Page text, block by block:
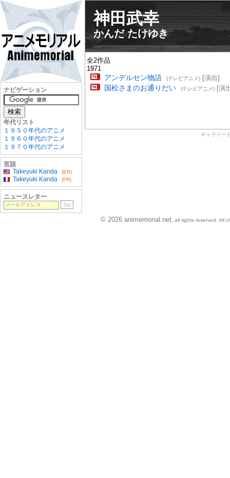
神田武幸
かんだ たけゆき
全2作品
1971
アンデルセン物語 (テレビアニメ)[演出]
国松さまのお通りだい (テレビアニメ)[演
ギャラリー
ナビゲーション
年代リスト
１９５０年代のアニメ
１９６０年代のアニメ
１９７０年代のアニメ
言語
Takeyuki Kanda
(EN)
Takeyuki Kanda (FR)
ニュースレター
© 2026 animemorial.net , all rights reserved. All